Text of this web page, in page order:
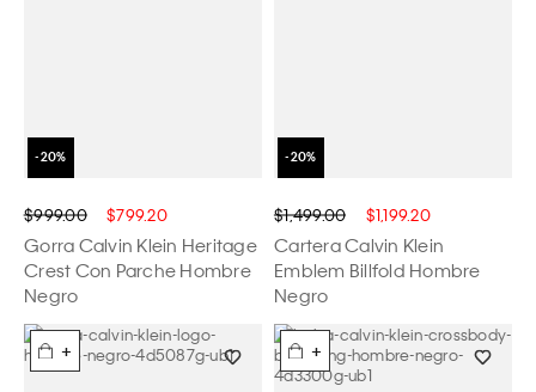
$999.00 $799.20
Gorra Calvin Klein Heritage
Crest Con Parche Hombre
Negro
$1,499.00 $1,199.20
Cartera Calvin Klein
Emblem Billfold Hombre
Negro
+ +